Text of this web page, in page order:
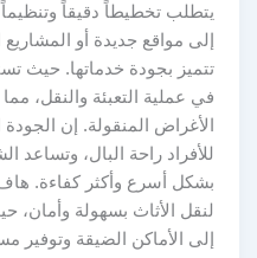
يتطلب تخطيطاً دقيقاً
إلى مواقع جديدة أو
تتميز بجودة خدماتها. حيث
في عملية التعبئة والنقل،
الأغراض المنقولة. إن
للأفراد راحة البال، وتساعد
بشكل أسرع وأكثر كفاءة.
لنقل الأثاث بسهولة وأمان،
إلى الأماكن الضيقة وتوفير